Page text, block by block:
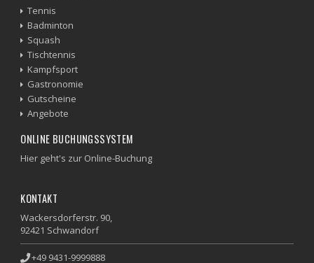
Tennis
Badminton
Squash
Tischtennis
Kampfsport
Gastronomie
Gutscheine
Angebote
ONLINE BUCHUNGSSYSTEM
Hier geht's zur Online-Buchung
KONTAKT
Wackersdorferstr. 90,
92421 Schwandorf
+49 9431-9999888